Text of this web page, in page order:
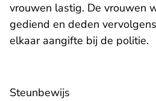
vrouwen lastig. De vrouwen
gediend en deden
elkaar aangifte bij de politie.
Steunbewijs